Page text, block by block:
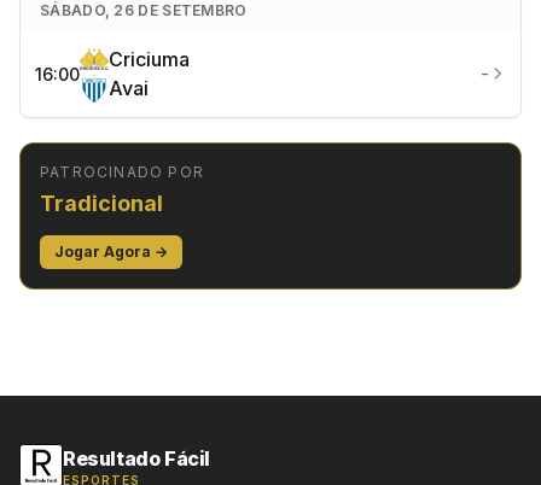
SÁBADO, 26 DE SETEMBRO
16:00
Criciuma
Avai
-
PATROCINADO POR
Tradicional
Jogar Agora →
Resultado Fácil
ESPORTES